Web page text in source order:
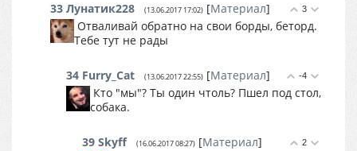
3
33 Лунатик228 (13.06.2017 17:02) [Материал]
Отваливай обратно на свои борды, беторд.
Тебе тут не рады
-4
34 Furry_Cat (13.06.2017 22:55) [Материал]
Кто "мы"? Ты один чтоль? Пшел под стол,
собака.
2
39 Skyff (16.06.2017 08:27) [Материал]